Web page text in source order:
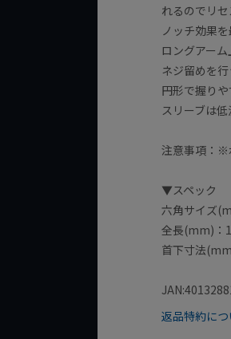
れるのでリ
ノッチ効果
ロングアー
ネジ留めを行
円形で握り
スリーブは
注意事項：※
▼スペック
六角サイズ
全長(mm)：
首下寸法
返品特約につ